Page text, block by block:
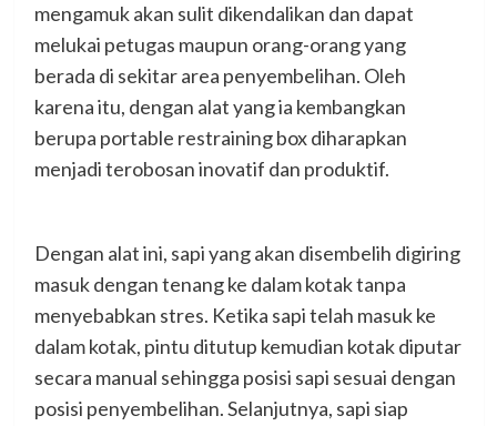
mengamuk akan sulit dikendalikan dan dapat
melukai petugas maupun orang-orang yang
berada di sekitar area penyembelihan. Oleh
karena itu, dengan alat yang ia kembangkan
berupa portable restraining box diharapkan
menjadi terobosan inovatif dan produktif.
Dengan alat ini, sapi yang akan disembelih digiring
masuk dengan tenang ke dalam kotak tanpa
menyebabkan stres. Ketika sapi telah masuk ke
dalam kotak, pintu ditutup kemudian kotak diputar
secara manual sehingga posisi sapi sesuai dengan
posisi penyembelihan. Selanjutnya, sapi siap